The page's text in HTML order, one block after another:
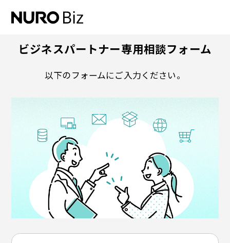
ビジネスパートナー専用相談フォーム
以下のフォームにご入力ください。